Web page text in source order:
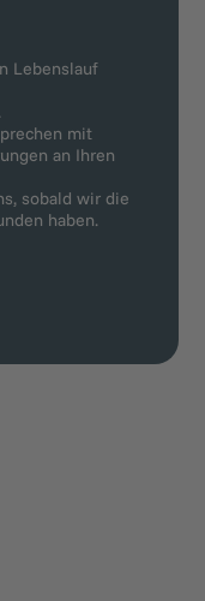
Lebenslauf
mit
an Ihren
sobald wir die
haben.